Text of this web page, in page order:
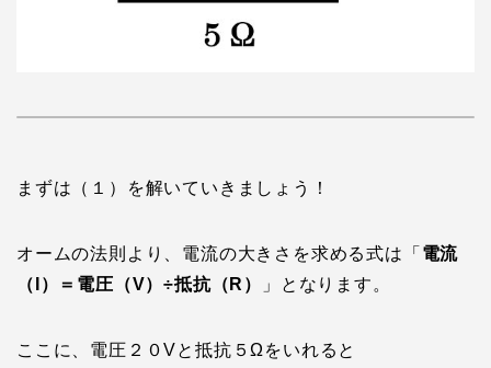
まずは（１）を解いていきましょう！
オームの法則より、電流の大きさを求める式は「 電流
（I）＝電圧（V）÷抵抗（R）
」となります。
ここに、電圧２０Vと抵抗５Ωをいれると